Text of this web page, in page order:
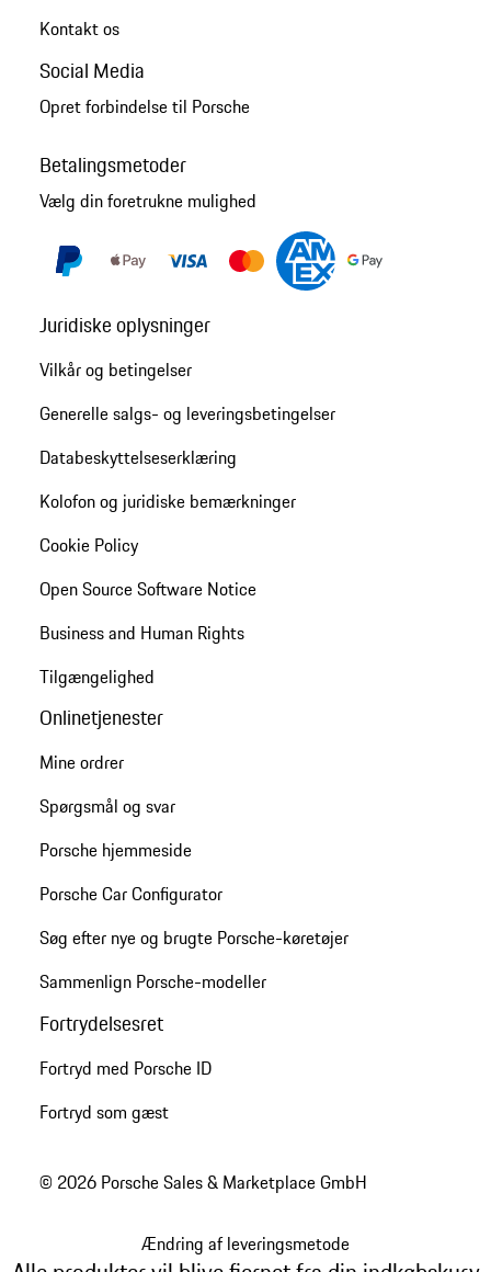
Kontakt os
Social Media
Opret forbindelse til Porsche
Betalingsmetoder
Vælg din foretrukne mulighed
Juridiske oplysninger
Vilkår og betingelser
Generelle salgs- og leveringsbetingelser
Databeskyttelseserklæring
Kolofon og juridiske bemærkninger
Cookie Policy
Open Source Software Notice
Business and Human Rights
Tilgængelighed
Onlinetjenester
Mine ordrer
Spørgsmål og svar
Porsche hjemmeside
Porsche Car Configurator
Søg efter nye og brugte Porsche-køretøjer
Sammenlign Porsche-modeller
Fortrydelsesret
Fortryd med Porsche ID
Fortryd som gæst
© 2026 Porsche Sales & Marketplace GmbH
Ændring af leveringsmetode